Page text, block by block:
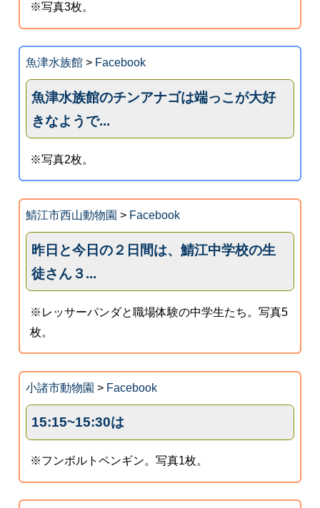
※写真3枚。
魚津水族館> Facebook
魚津水族館のチンアナゴは端っこが大好
きなようで...
※写真2枚。
鯖江市西山動物園 > Facebook
昨日と今日の２日間は、鯖江中学校の生
徒さん３...
※レッサーパンダと職場体験の中学生たち。写真5
枚。
小諸市動物園 > Facebook
15:15~15:30は
※フンボルトペンギン。写真1枚。